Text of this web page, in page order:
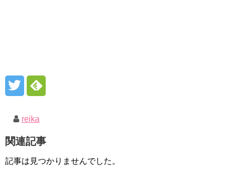
reika
関連記事
記事は見つかりませんでした。